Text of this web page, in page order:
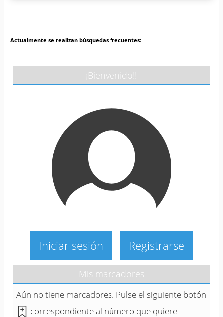
Actualmente se realizan búsquedas frecuentes:
¡Bienvenido!!
Iniciar sesión Registrarse
Mis marcadores
Aún no tiene marcadores. Pulse el siguiente botón
correspondiente al número que quiere